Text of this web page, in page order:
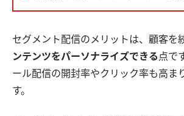
セグメント配信のメリットは、顧客を
ンテンツをパーソナライズできる 点で
ール配信の開封率やクリック率も高ま
す。